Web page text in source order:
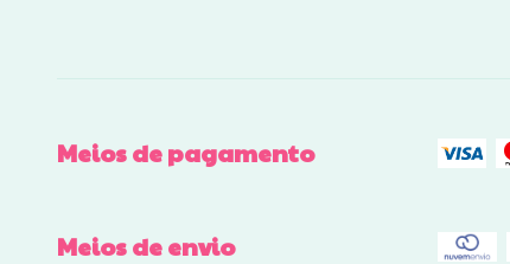
Meios de pagamento
Meios de envio